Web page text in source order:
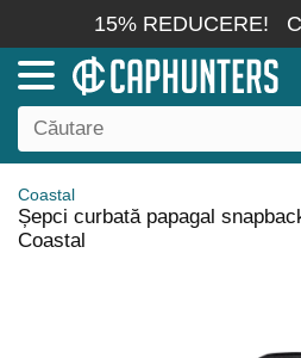
15% REDUCERE!
Coastal
Șepci curbată papagal
Coastal